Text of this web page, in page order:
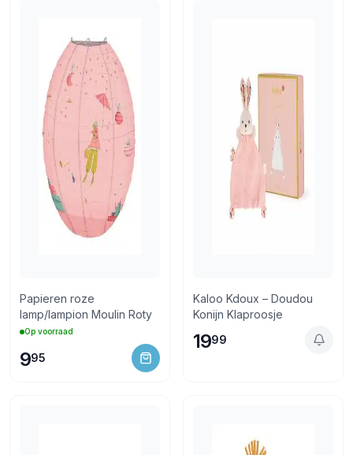
Papieren roze
lamp/lampion Moulin Roty
Op voorraad
995
Kaloo Kdoux – Doudou
Konijn Klaproosje
1999